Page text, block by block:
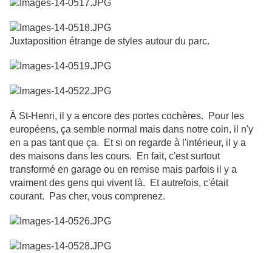
Juxtaposition étrange de styles autour du parc.
À St-Henri, il y a encore des portes cochères. Pour les
européens, ça semble normal mais dans notre coin, il n'y
en a pas tant que ça. Et si on regarde à l'intérieur, il y a
des maisons dans les cours. En fait, c'est surtout
transformé en garage ou en remise mais parfois il y a
vraiment des gens qui vivent là. Et autrefois, c'était
courant. Pas cher, vous comprenez.